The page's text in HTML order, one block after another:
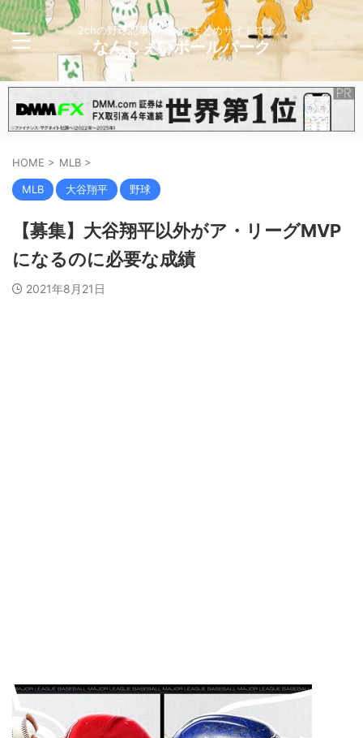
2chの野球記事メインのまとめサイトです。
なんじぇいボールパーク
HOME > MLB >
MLB 大谷翔平 野球
【募集】大谷翔平以外がア・リーグMVP
になるのに必要な成績
2021年8月21日